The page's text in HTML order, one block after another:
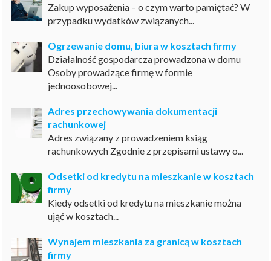
Zakup wyposażenia – o czym warto pamiętać? W
przypadku wydatków związanych...
Ogrzewanie domu, biura w kosztach firmy
Działalność gospodarcza prowadzona w domu
Osoby prowadzące firmę w formie
jednoosobowej...
Adres przechowywania dokumentacji
rachunkowej
Adres związany z prowadzeniem ksiąg
rachunkowych Zgodnie z przepisami ustawy o...
Odsetki od kredytu na mieszkanie w kosztach
firmy
Kiedy odsetki od kredytu na mieszkanie można
ująć w kosztach...
Wynajem mieszkania za granicą w kosztach
firmy